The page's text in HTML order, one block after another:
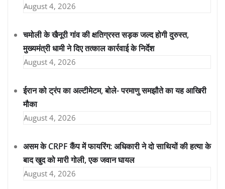
August 4, 2026
चमोली के खैनूरी गांव की क्षतिग्रस्त सड़क जल्द होगी दुरुस्त,
मुख्यमंत्री धामी ने दिए तत्काल कार्रवाई के निर्देश
August 4, 2026
ईरान को ट्रंप का अल्टीमेटम, बोले- परमाणु समझौते का यह आखिरी
मौका
August 4, 2026
असम के CRPF कैंप में फायरिंग: अधिकारी ने दो साथियों की हत्या के
बाद खुद को मारी गोली, एक जवान घायल
August 4, 2026